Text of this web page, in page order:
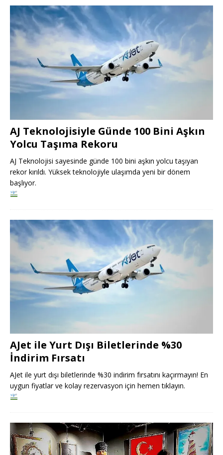
AJ Teknolojisiyle Günde 100 Bini Aşkın
Yolcu Taşıma Rekoru
AJ Teknolojisi sayesinde günde 100 bini aşkın yolcu taşıyan
rekor kırıldı. Yüksek teknolojiyle ulaşımda yeni bir dönem
başlıyor.
AJet ile Yurt Dışı Biletlerinde %30
İndirim Fırsatı
AJet ile yurt dışı biletlerinde %30 indirim fırsatını kaçırmayın! En
uygun fiyatlar ve kolay rezervasyon için hemen tıklayın.